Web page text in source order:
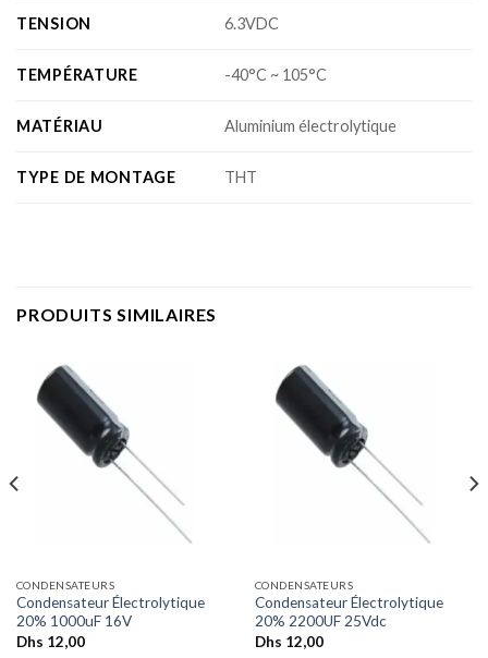
TENSION 6.3VDC
TEMPÉRATURE -40°C ~ 105°C
MATÉRIAU Aluminium électrolytique
TYPE DE MONTAGE THT
PRODUITS SIMILAIRES
CONDENSATEURS
Condensateur Électrolytique
20% 1000uF 16V
Dhs 12,00
CONDENSATEURS
Condensateur Électrolytique
20% 2200UF 25Vdc
Dhs 12,00